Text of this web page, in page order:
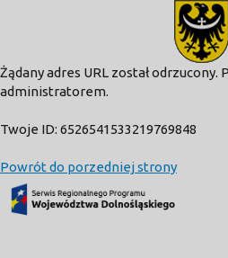
Żądany adres URL został
administratorem.
Twoje ID: 6526541533219769848
Powrót do porzedniej strony